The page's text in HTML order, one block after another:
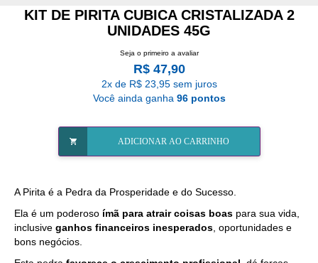
KIT DE PIRITA CUBICA CRISTALIZADA 2
UNIDADES 45G
Seja o primeiro a avaliar
R$ 47,90
2x de R$ 23,95 sem juros
Você ainda ganha 96 pontos
ADICIONAR AO CARRINHO
A Pirita é a Pedra da Prosperidade e do Sucesso.
Ela é um poderoso ímã para atrair coisas boas para sua vida,
inclusive ganhos financeiros inesperados , oportunidades e
bons negócios.